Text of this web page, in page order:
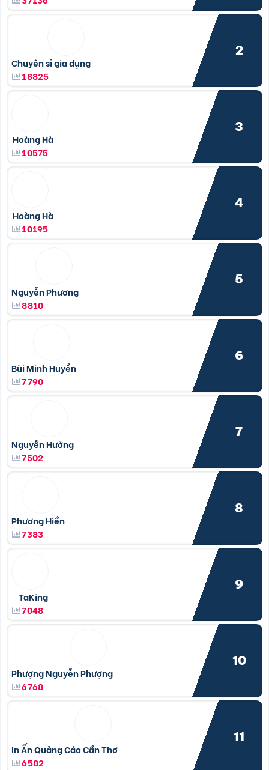
Chuyên sỉ gia dụng
18825
2
Hoàng Hà
10575
3
Hoàng Hà
10195
4
Nguyễn Phương
8810
5
Bùi Minh Huyền
7790
6
Nguyễn Hưởng
7502
7
Phương Hiền
7383
8
TaKing
7048
9
Phượng Nguyễn Phượng
6768
10
In Ấn Quảng Cáo Cần Thơ
6582
11